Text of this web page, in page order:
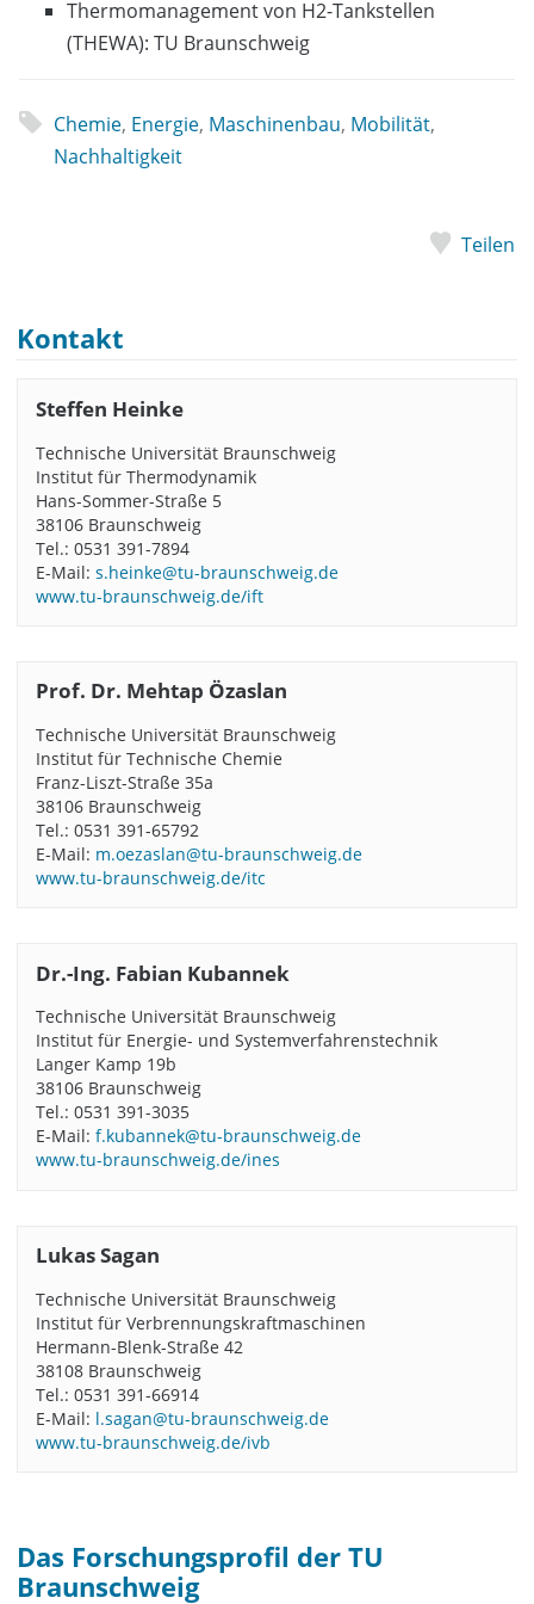
Thermomanagement von H2-Tankstellen
(THEWA): TU Braunschweig
Chemie, Energie, Maschinenbau, Mobilität,
Nachhaltigkeit
Teilen
Kontakt
Steffen Heinke
Technische Universität Braunschweig
Institut für Thermodynamik
Hans-Sommer-Straße 5
38106 Braunschweig
Tel.: 0531 391-7894
E-Mail: s.heinke@tu-braunschweig.de
www.tu-braunschweig.de/ift
Prof. Dr. Mehtap Özaslan
Technische Universität Braunschweig
Institut für Technische Chemie
Franz-Liszt-Straße 35a
38106 Braunschweig
Tel.: 0531 391-65792
E-Mail: m.oezaslan@tu-braunschweig.de
www.tu-braunschweig.de/itc
Dr.-Ing. Fabian Kubannek
Technische Universität Braunschweig
Institut für Energie- und Systemverfahrenstechnik
Langer Kamp 19b
38106 Braunschweig
Tel.: 0531 391-3035
E-Mail: f.kubannek@tu-braunschweig.de
www.tu-braunschweig.de/ines
Lukas Sagan
Technische Universität Braunschweig
Institut für Verbrennungskraftmaschinen
Hermann-Blenk-Straße 42
38108 Braunschweig
Tel.: 0531 391-66914
E-Mail: l.sagan@tu-braunschweig.de
www.tu-braunschweig.de/ivb
Das Forschungsprofil der TU
Braunschweig